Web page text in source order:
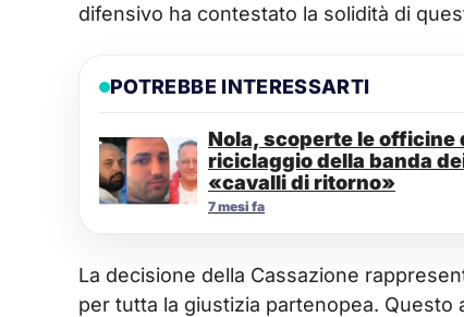
difensivo ha contestato la solidità di
POTREBBE INTERESSARTI
Nola, scoperte le officine
riciclaggio della banda
«cavalli di ritorno»
7 mesi fa
La decisione della Cassazione
per tutta la giustizia partenopea. Questo